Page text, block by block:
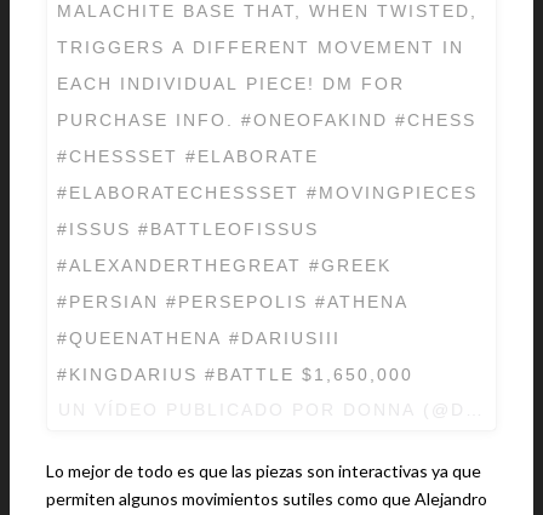
MALACHITE BASE THAT, WHEN TWISTED,
TRIGGERS A DIFFERENT MOVEMENT IN
EACH INDIVIDUAL PIECE! DM FOR
PURCHASE INFO. #ONEOFAKIND #CHESS
#CHESSSET #ELABORATE
#ELABORATECHESSSET #MOVINGPIECES
#ISSUS #BATTLEOFISSUS
#ALEXANDERTHEGREAT #GREEK
#PERSIAN #PERSEPOLIS #ATHENA
#QUEENATHENA #DARIUSIII
#KINGDARIUS #BATTLE $1,650,000
Lo mejor de todo es que las piezas son interactivas ya que
permiten algunos movimientos sutiles como que Alejandro